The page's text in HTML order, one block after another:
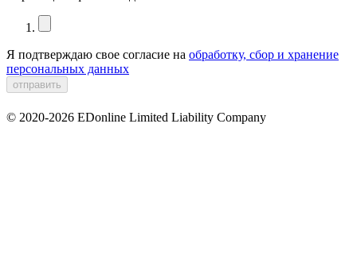
Я подтверждаю свое согласие на обработку, сбор и хранение
персональных данных
© 2020-2026 EDonline Limited Liability Company